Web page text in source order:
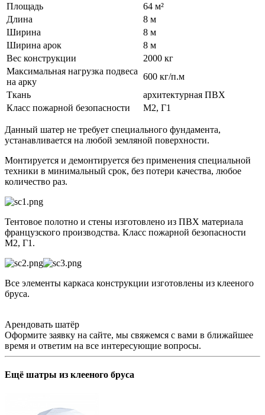
Площадь
64 м²
Длина
8 м
Ширина
8 м
Ширина арок
8 м
Вес конструкции
2000 кг
Максимальная нагрузка подвеса
на арку
600 кг/п.м
Ткань
архитектурная ПВХ
Класс пожарной безопасности
М2, Г1
Данный шатер не требует специального фундамента,
устанавливается на любой земляной поверхности.
Монтируется и демонтируется без применения специальной
техники в минимальный срок, без потери качества, любое
количество раз.
Тентовое полотно и стены изготовлено из ПВХ материала
французского производства. Класс пожарной безопасности
М2, Г1.
Все элементы каркаса конструкции изготовлены из клееного
бруса.
Арендовать шатёр
Оформите заявку на сайте, мы свяжемся с вами в ближайшее
время и ответим на все интересующие вопросы.
Ещё шатры из клееного бруса